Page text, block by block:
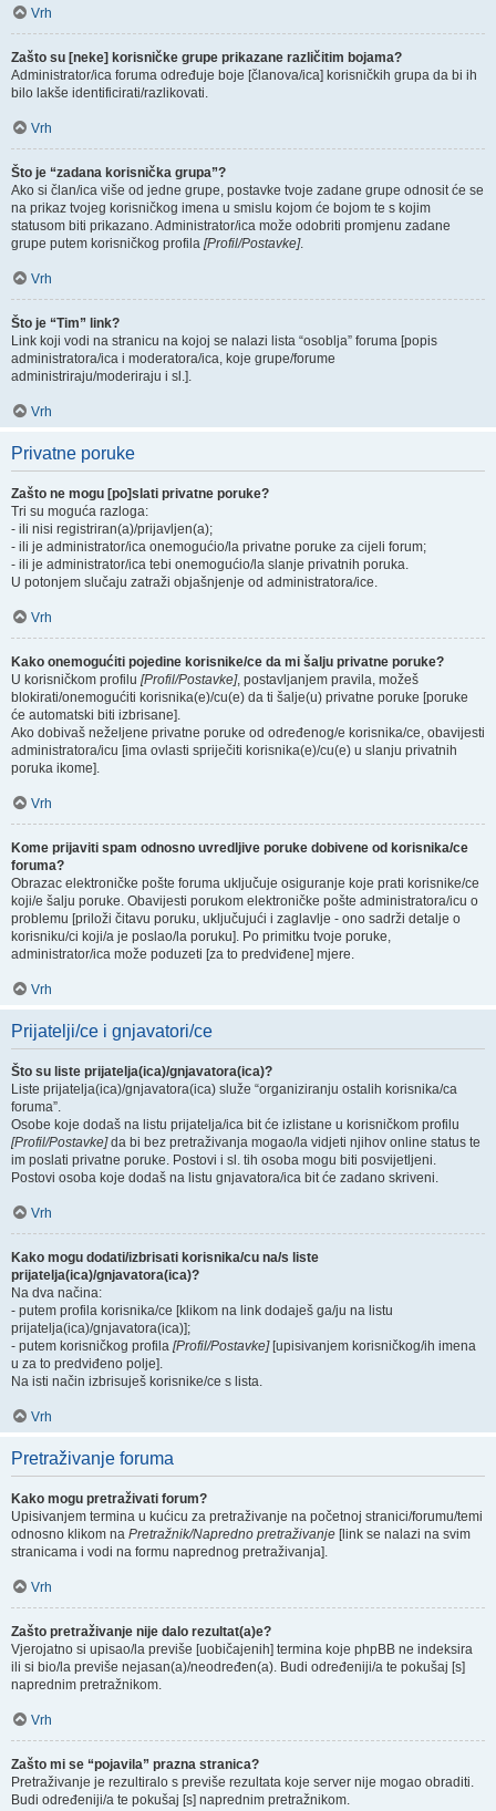
Vrh
Zašto su [neke] korisničke grupe prikazane različitim bojama?
Administrator/ica foruma određuje boje [članova/ica] korisničkih grupa da bi ih
bilo lakše identificirati/razlikovati.
Vrh
Što je “zadana korisnička grupa”?
Ako si član/ica više od jedne grupe, postavke tvoje zadane grupe odnosit će se
na prikaz tvojeg korisničkog imena u smislu kojom će bojom te s kojim
statusom biti prikazano. Administrator/ica može odobriti promjenu zadane
grupe putem korisničkog profila [Profil/Postavke].
Vrh
Što je “Tim” link?
Link koji vodi na stranicu na kojoj se nalazi lista “osoblja” foruma [popis
administratora/ica i moderatora/ica, koje grupe/forume
administriraju/moderiraju i sl.].
Vrh
Privatne poruke
Zašto ne mogu [po]slati privatne poruke?
Tri su moguća razloga:
- ili nisi registriran(a)/prijavljen(a);
- ili je administrator/ica onemogućio/la privatne poruke za cijeli forum;
- ili je administrator/ica tebi onemogućio/la slanje privatnih poruka.
U potonjem slučaju zatraži objašnjenje od administratora/ice.
Vrh
Kako onemogućiti pojedine korisnike/ce da mi šalju privatne poruke?
U korisničkom profilu [Profil/Postavke], postavljanjem pravila, možeš
blokirati/onemogućiti korisnika(e)/cu(e) da ti šalje(u) privatne poruke [poruke
će automatski biti izbrisane].
Ako dobivaš neželjene privatne poruke od određenog/e korisnika/ce, obavijesti
administratora/icu [ima ovlasti spriječiti korisnika(e)/cu(e) u slanju privatnih
poruka ikome].
Vrh
Kome prijaviti spam odnosno uvredljive poruke dobivene od korisnika/ce
foruma?
Obrazac elektroničke pošte foruma uključuje osiguranje koje prati korisnike/ce
koji/e šalju poruke. Obavijesti porukom elektroničke pošte administratora/icu o
problemu [priloži čitavu poruku, uključujući i zaglavlje - ono sadrži detalje o
korisniku/ci koji/a je poslao/la poruku]. Po primitku tvoje poruke,
administrator/ica može poduzeti [za to predviđene] mjere.
Vrh
Prijatelji/ce i gnjavatori/ce
Što su liste prijatelja(ica)/gnjavatora(ica)?
Liste prijatelja(ica)/gnjavatora(ica) služe “organiziranju ostalih korisnika/ca
foruma”.
Osobe koje dodaš na listu prijatelja/ica bit će izlistane u korisničkom profilu
[Profil/Postavke]da bi bez pretraživanja mogao/la vidjeti njihov online status te
im poslati privatne poruke. Postovi i sl. tih osoba mogu biti posvijetljeni.
Postovi osoba koje dodaš na listu gnjavatora/ica bit će zadano skriveni.
Vrh
Kako mogu dodati/izbrisati korisnika/cu na/s liste
prijatelja(ica)/gnjavatora(ica)?
Na dva načina:
- putem profila korisnika/ce [klikom na link dodaješ ga/ju na listu
prijatelja(ica)/gnjavatora(ica)];
- putem korisničkog profila [Profil/Postavke][upisivanjem korisničkog/ih imena
u za to predviđeno polje].
Na isti način izbrisuješ korisnike/ce s lista.
Vrh
Pretraživanje foruma
Kako mogu pretraživati forum?
Upisivanjem termina u kućicu za pretraživanje na početnoj stranici/forumu/temi
odnosno klikom na Pretražnik/Napredno pretraživanje [link se nalazi na svim
stranicama i vodi na formu naprednog pretraživanja].
Vrh
Zašto pretraživanje nije dalo rezultat(a)e?
Vjerojatno si upisao/la previše [uobičajenih] termina koje phpBB ne indeksira
ili si bio/la previše nejasan(a)/neodređen(a). Budi određeniji/a te pokušaj [s]
naprednim pretražnikom.
Vrh
Zašto mi se “pojavila” prazna stranica?
Pretraživanje je rezultiralo s previše rezultata koje server nije mogao obraditi.
Budi određeniji/a te pokušaj [s] naprednim pretražnikom.